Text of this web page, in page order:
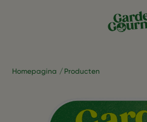
Homepagina Producten